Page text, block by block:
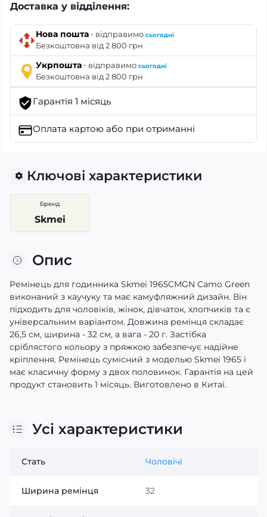
Доставка у відділення:
Нова пошта · відправимо сьогодні
Безкоштовна від 2 800 грн
Укрпошта · відправимо сьогодні
Безкоштовна від 2 800 грн
Гарантія 1 місяць
Оплата картою або при отриманні
Ключові характеристики
Бренд
Skmei
Опис
Ремінець для годинника Skmei 1965CMGN Camo Green
виконаний з каучуку та має камуфляжний дизайн. Він
підходить для чоловіків, жінок, дівчаток, хлопчиків та є
універсальним варіантом. Довжина ремінця складає
26,5 см, ширина - 32 см, а вага - 20 г. Застібка
сріблястого кольору з пряжкою забезпечує надійне
кріплення. Ремінець сумісний з моделью Skmei 1965 і
має класичну форму з двох половинок. Гарантія на цей
продукт становить 1 місяць. Виготовлено в Китаї.
Усі характеристики
Стать Чоловічі
Ширина ремінця 32